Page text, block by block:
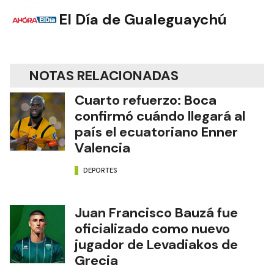
El Día de Gualeguaychú
NOTAS RELACIONADAS
Cuarto refuerzo: Boca
confirmó cuándo llegará al
país el ecuatoriano Enner
Valencia
DEPORTES
Juan Francisco Bauzá fue
oficializado como nuevo
jugador de Levadiakos de
Grecia